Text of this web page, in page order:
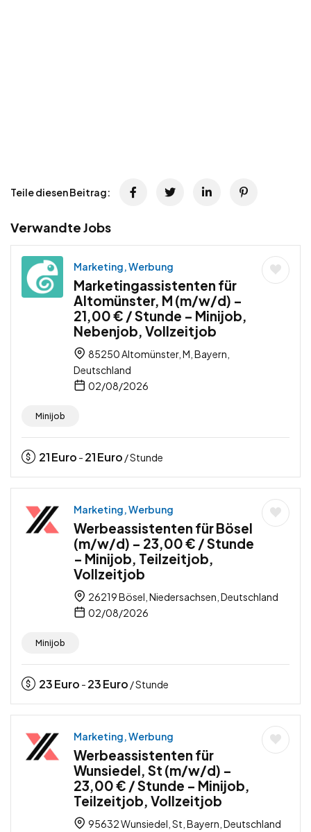
Teile diesen Beitrag:
Verwandte Jobs
Marketing, Werbung
Marketingassistenten für
Altomünster, M (m/w/d) –
21,00 € / Stunde – Minijob,
Nebenjob, Vollzeitjob
85250 Altomünster, M, Bayern,
Deutschland
02/08/2026
Minijob
21Euro - 21Euro / Stunde
Marketing, Werbung
Werbeassistenten für Bösel
(m/w/d) – 23,00 € / Stunde
– Minijob, Teilzeitjob,
Vollzeitjob
26219 Bösel, Niedersachsen, Deutschland
02/08/2026
Minijob
23Euro - 23Euro / Stunde
Marketing, Werbung
Werbeassistenten für
Wunsiedel, St (m/w/d) –
23,00 € / Stunde – Minijob,
Teilzeitjob, Vollzeitjob
95632 Wunsiedel, St, Bayern, Deutschland